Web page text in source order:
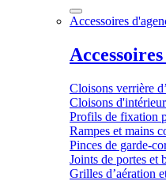
Accessoires
Cloisons verrière
Cloisons
Profils de fixation
Rampes et mains
Pinces de garde-
Joints de portes et
Grilles d’aération